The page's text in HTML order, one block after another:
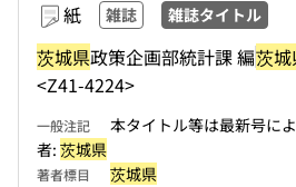
紙 雑誌 雑誌タイトル
茨城県政策企画部統計課 編茨
<Z41-4224>
一般注記
本タイトル等は最新号に
者: 茨城県
著者標目 茨城県